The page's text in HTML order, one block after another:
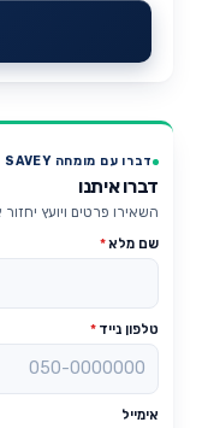
דברו עם מומחה SAVEY
דברו איתנו
השאירו פרטים ויועץ
שם מלא*
טלפון נייד *
אימייל